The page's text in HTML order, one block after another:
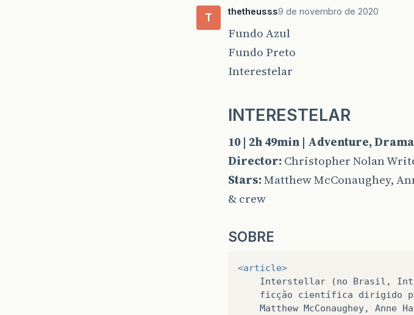
T thetheusss9 de novembro de 2020
Fundo Azul
Fundo Preto
Interestelar
INTERESTELAR
10 | 2h 49min | Adventure,
Director:Christopher Nolan
Stars:Matthew McConaughey,
& crew
SOBRE
<article>
Interstellar (no Brasil ,
ficção
científica dirigido
Matthew McConaughey, Anne